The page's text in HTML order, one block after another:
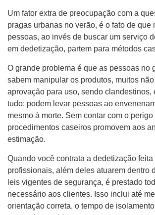
Um fator extra de preocupação com a
pragas urbanas no verão, é o fato de que
pessoas, ao invés de buscar um serviço
em dedetização, partem para métodos
O grande problema é que as pessoas no
sabem manipular os produtos, muitos
aprovação para uso, sendo clandestinos,
tudo: podem levar pessoas ao
mesmo à morte. Sem contar com o
procedimentos caseiros promovem aos
estimação.
Quando você contrata a dedetização feita
profissionais, além deles atuarem dentro
leis vigentes de segurança, é prestado
necessário aos clientes. Isso inclui até
orientação correta, o tempo de